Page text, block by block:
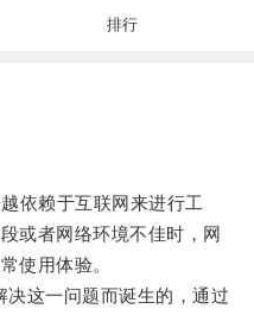
排行
赖于互联网来进行工
或者网络环境不佳时，网
使用体验。
这一问题而诞生的，通过